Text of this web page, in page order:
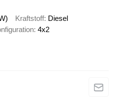
Kraftstoff Diesel
4x2